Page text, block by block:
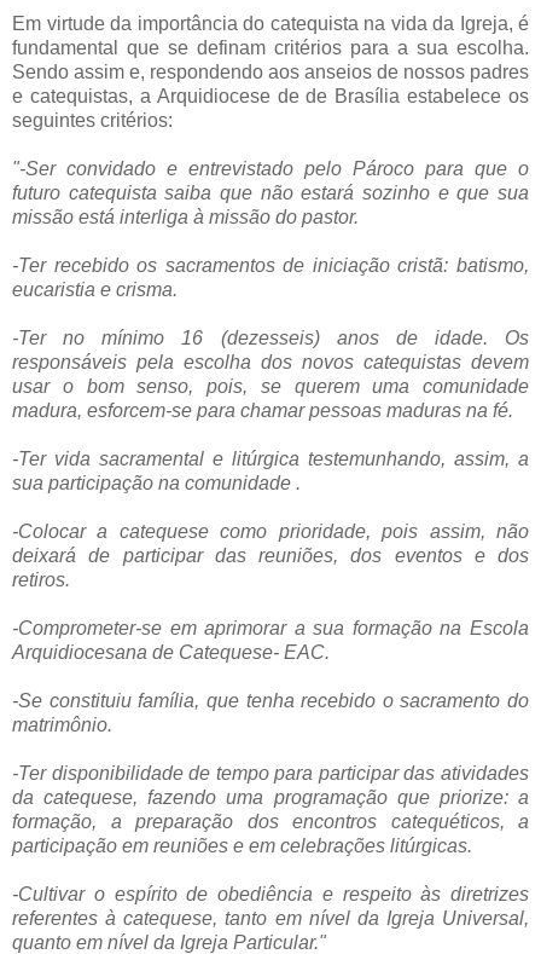
Em virtude da importância do catequista na vida da Igreja, é
fundamental que se definam critérios para a sua escolha.
Sendo assim e, respondendo aos anseios de nossos padres
e catequistas, a Arquidiocese de de Brasília estabelece os
seguintes critérios:
"-Ser convidado e entrevistado pelo Pároco para que o
futuro catequista saiba que não estará sozinho e que sua
missão está interliga à missão do pastor.
-Ter recebido os sacramentos de iniciação cristã: batismo,
eucaristia e crisma.
-Ter no mínimo 16 (dezesseis) anos de idade. Os
responsáveis pela escolha dos novos catequistas devem
usar o bom senso, pois, se querem uma comunidade
madura, esforcem-se para chamar pessoas maduras na fé.
-Ter vida sacramental e litúrgica testemunhando, assim, a
sua participação na comunidade .
-Colocar a catequese como prioridade, pois assim, não
deixará de participar das reuniões, dos eventos e dos
retiros.
-Comprometer-se em aprimorar a sua formação na Escola
Arquidiocesana de Catequese- EAC.
-Se constituiu família, que tenha recebido o sacramento do
matrimônio.
-Ter disponibilidade de tempo para participar das atividades
da catequese, fazendo uma programação que priorize: a
formação, a preparação dos encontros catequéticos, a
participação em reuniões e em celebrações litúrgicas.
-Cultivar o espírito de obediência e respeito às diretrizes
referentes à catequese, tanto em nível da Igreja Universal,
quanto em nível da Igreja Particular."